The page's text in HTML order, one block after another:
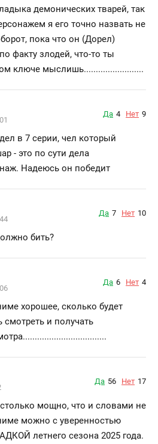
демонических тварей, так
я его точно назвать не
пока что он (Дорел)
факту злодей, что-то ты
ключе мыслишь.........................
Да 4 Нет 9
в 7 серии, чел который
- это по сути дела
Надеюсь он победит
Да 7 Нет 10
бить?
Да 6 Нет 4
хорошее, сколько будет
смотреть и получать
Да 56 Нет 17
мощно, что и словами не
можно с уверенностью
летнего сезона 2025 года.